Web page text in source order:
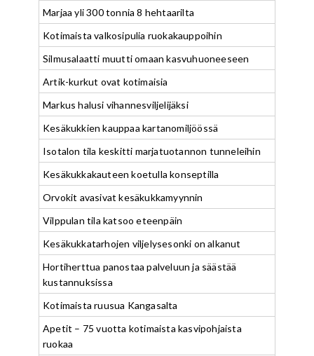
Marjaa yli 300 tonnia 8 hehtaarilta
Kotimaista valkosipulia ruokakauppoihin
Silmusalaatti muutti omaan kasvuhuoneeseen
Artik-kurkut ovat kotimaisia
Markus halusi vihannesviljelijäksi
Kesäkukkien kauppaa kartanomiljöössä
Isotalon tila keskitti marjatuotannon tunneleihin
Kesäkukkakauteen koetulla konseptilla
Orvokit avasivat kesäkukkamyynnin
Vilppulan tila katsoo eteenpäin
Kesäkukkatarhojen viljelysesonki on alkanut
Hortiherttua panostaa palveluun ja säästää
kustannuksissa
Kotimaista ruusua Kangasalta
Apetit – 75 vuotta kotimaista kasvipohjaista
ruokaa